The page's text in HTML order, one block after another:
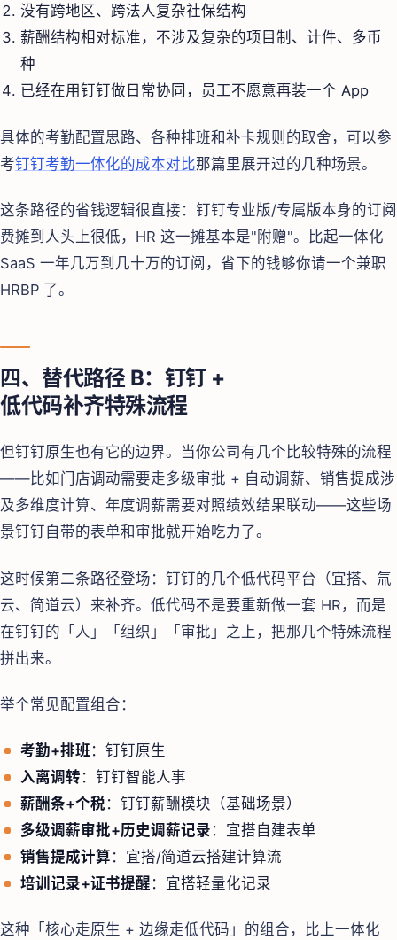
没有跨地区、跨法人复杂社保结构
薪酬结构相对标准，不涉及复杂的项目制、计件、多币
种
已经在用钉钉做日常协同，员工不愿意再装一个 App
具体的考勤配置思路、各种排班和补卡规则的取舍，可以参
考钉钉考勤一体化的成本对比那篇里展开过的几种场景。
这条路径的省钱逻辑很直接：钉钉专业版/专属版本身的订阅
费摊到人头上很低，HR 这一摊基本是"附赠"。比起一体化
SaaS 一年几万到几十万的订阅，省下的钱够你请一个兼职
HRBP 了。
四、替代路径 B：钉钉 +
低代码补齐特殊流程
但钉钉原生也有它的边界。当你公司有几个比较特殊的流程
——比如门店调动需要走多级审批 + 自动调薪、销售提成涉
及多维度计算、年度调薪需要对照绩效结果联动——这些场
景钉钉自带的表单和审批就开始吃力了。
这时候第二条路径登场：钉钉的几个低代码平台（宜搭、氚
云、简道云）来补齐。低代码不是要重新做一套 HR，而是
在钉钉的「人」「组织」「审批」之上，把那几个特殊流程
拼出来。
举个常见配置组合：
考勤+排班 ：钉钉原生
入离调转 ：钉钉智能人事
薪酬条+个税 ：钉钉薪酬模块（基础场景）
多级调薪审批+历史调薪记录 ：宜搭自建表单
销售提成计算 ：宜搭/简道云搭建计算流
培训记录+证书提醒 ：宜搭轻量化记录
这种「核心走原生 + 边缘走低代码」的组合，比上一体化